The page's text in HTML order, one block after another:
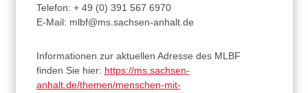
Telefon: + 49 (0) 391 567 6970
E-Mail: mlbf@ms.sachsen-anhalt.de
Informationen zur aktuellen Adresse des MLBF
finden Sie hier: https://ms.sachsen-
anhalt.de/themen/menschen-mit-